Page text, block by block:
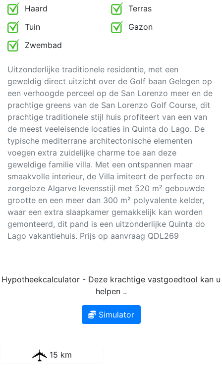
Haard
Terras
Tuin
Gazon
Zwembad
Uitzonderlijke traditionele residentie, met een
geweldig direct uitzicht over de Golf baan Gelegen op
een verhoogde perceel op de San Lorenzo meer en de
prachtige greens van de San Lorenzo Golf Course, dit
prachtige traditionele stijl huis profiteert van een van
de meest veeleisende locaties in Quinta do Lago. De
typische mediterrane architectonische elementen
voegen extra zuidelijke charme toe aan deze
geweldige familie villa. Met een ontspannen maar
smaakvolle interieur, de Villa imiteert de perfecte en
zorgeloze Algarve levensstijl met 520 m² gebouwde
grootte en een meer dan 300 m² polyvalente kelder,
waar een extra slaapkamer gemakkelijk kan worden
gemonteerd, dit pand is een uitzonderlijke Quinta do
Lago vakantiehuis. Prijs op aanvraag QDL269
Hypotheekcalculator - Deze krachtige vastgoedtool kan u
helpen ..
Simulator
15 km